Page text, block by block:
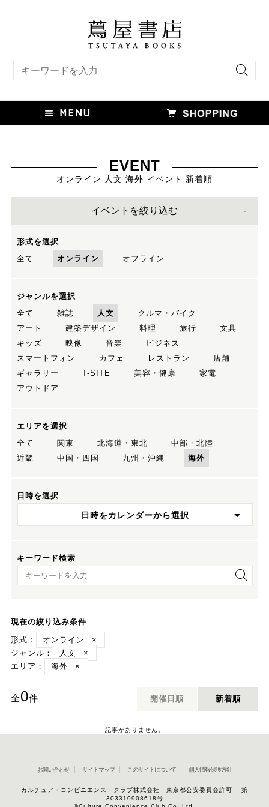
EVENT
オンライン 人文 海外 イベント 新着順
イベントを絞り込む
形式を選択
全て
オンライン オフライン
ジャンルを選択
全て
雑誌 人文
クルマ・バイク
アート
建築デザイン 料理 旅行
文具
キッズ
映像 音楽
ビジネス
スマートフォン
カフェ レストラン
店舗
ギャラリー
T-SITE 美容・健康
家電
アウトドア
エリアを選択
全て
関東 北海道・東北
中部・北陸
近畿
中国・四国 九州・沖縄 海外
日時を選択
日時をカレンダーから選択
キーワード検索
キーワード検索
現在の絞り込み条件
形式：
オンライン
×
ジャンル：
人文
×
エリア：
海外 ×
全0件 開催日順 新着順
記事がありません。
お問い合わせ サイトマップ このサイトについて 個人情報保護方針
カルチュア・コンビニエンス・クラブ株式会社 東京都公安委員会許可 第
303310908618号